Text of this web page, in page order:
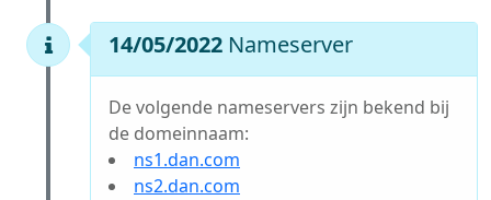
14/05/2022 Nameserver
De volgende nameservers zijn bekend bij
de domeinnaam:
ns1.dan.com
ns2.dan.com